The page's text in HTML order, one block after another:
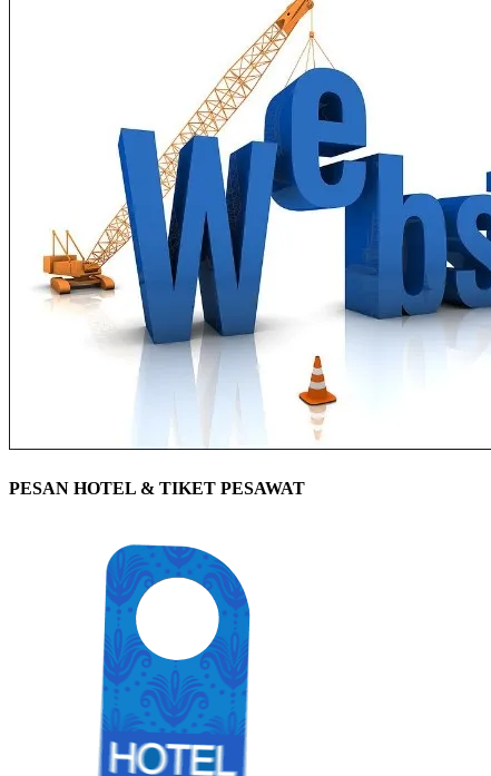
PESAN HOTEL & TIKET PESAWAT